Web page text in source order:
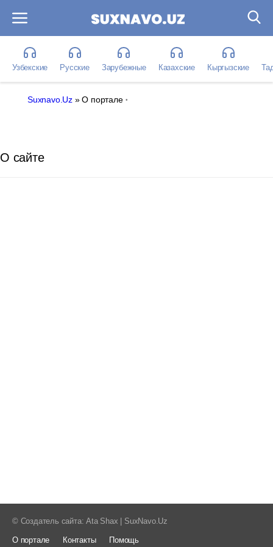
Узбекские Русские Зарубежные Казахские Кыргызские
Suxnavo.Uz » О портале
О сайте
© Создатель сайта: Ata Shax | SuxNavo.Uz
О портале Контакты Помощь